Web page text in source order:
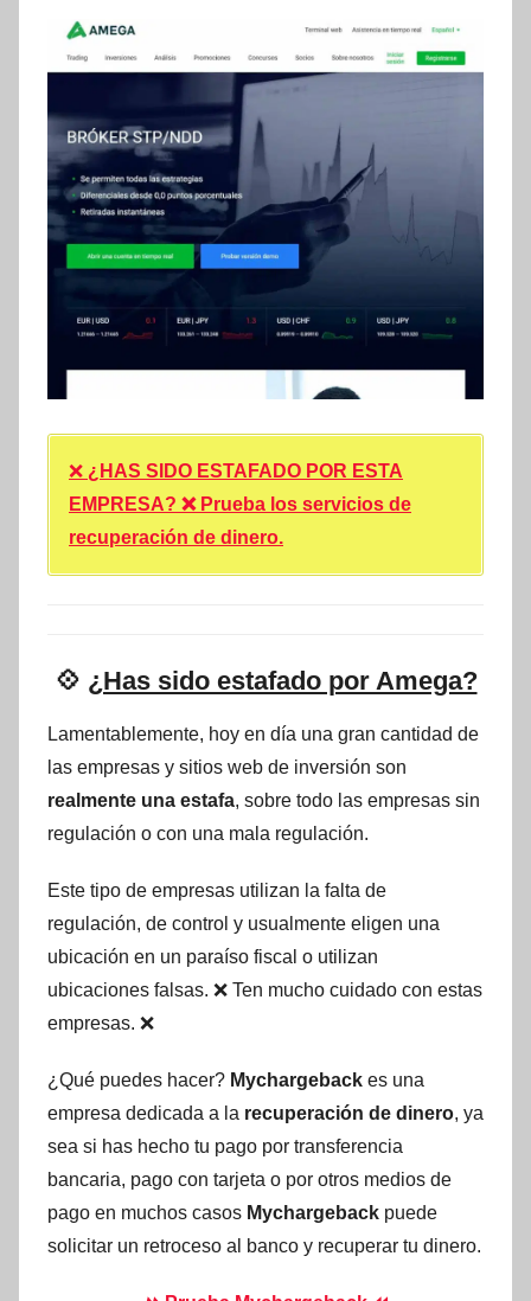
❌ ¿HAS SIDO ESTAFADO POR ESTA
EMPRESA? ❌ Prueba los servicios de
recuperación de dinero.
💠 ¿Has sido estafado por Amega?
Lamentablemente, hoy en día una gran cantidad de
las empresas y sitios web de inversión son
realmente una estafa, sobre todo las empresas sin
regulación o con una mala regulación.
Este tipo de empresas utilizan la falta de
regulación, de control y usualmente eligen una
ubicación en un paraíso fiscal o utilizan
ubicaciones falsas. ❌ Ten mucho cuidado con estas
empresas. ❌
¿Qué puedes hacer? Mychargeback es una
empresa dedicada a la recuperación de dinero, ya
sea si has hecho tu pago por transferencia
bancaria, pago con tarjeta o por otros medios de
pago en muchos casos Mychargeback puede
solicitar un retroceso al banco y recuperar tu dinero.